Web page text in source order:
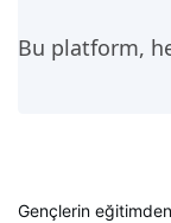
Bu platform,
Gençlerin